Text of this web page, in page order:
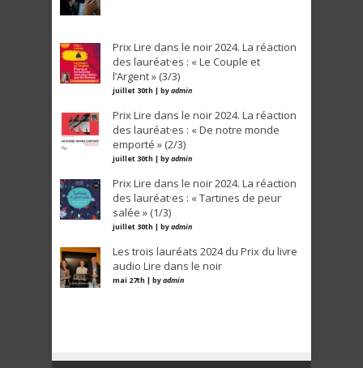
Prix Lire dans le noir 2024. La réaction
des lauréat·es : « Le Couple et
l’Argent » (3/3)
juillet 30th | byadmin
Prix Lire dans le noir 2024. La réaction
des lauréat·es : « De notre monde
emporté » (2/3)
juillet 30th | byadmin
Prix Lire dans le noir 2024. La réaction
des lauréat·es : « Tartines de peur
salée » (1/3)
juillet 30th | byadmin
Les trois lauréats 2024 du Prix du livre
audio Lire dans le noir
mai 27th | byadmin